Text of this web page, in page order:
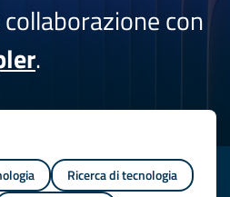
collaborazione con
.
Ricerca di tecnologia